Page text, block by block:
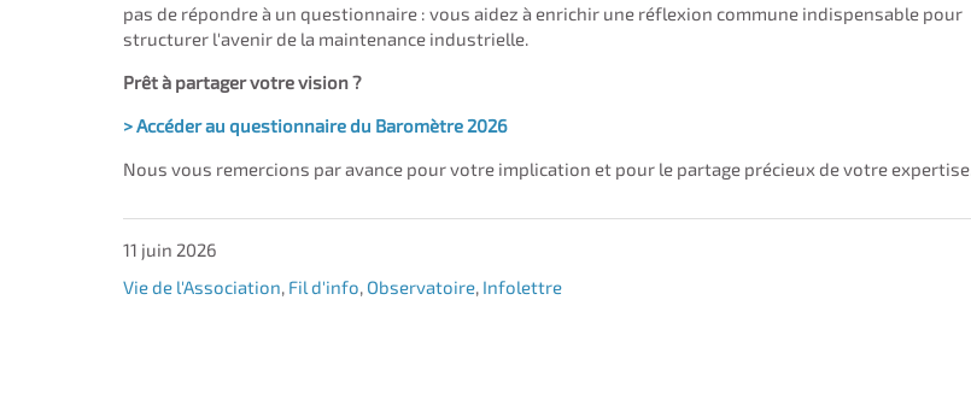
pas de répondre à un questionnaire : vous aidez à enrichir une réflexion commune indispensable pour
structurer l'avenir de la maintenance industrielle.
Prêt à partager votre vision ?
> Accéder au questionnaire du Baromètre 2026
Nous vous remercions par avance pour votre implication et pour le partage précieux de votre expertise.
11 juin 2026
Vie de l'Association Fil d'info Observatoire Infolettre